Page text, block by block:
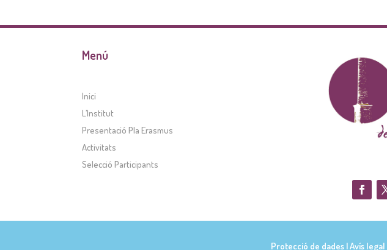
Menú
Inici
L’Institut
Presentació Pla Erasmus
Activitats
Selecció Participants
Protecció de dades|Avís legal